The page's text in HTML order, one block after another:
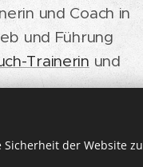
und Coach in
und Führung
Trainerin und
(MSc) 2021
der Website zu